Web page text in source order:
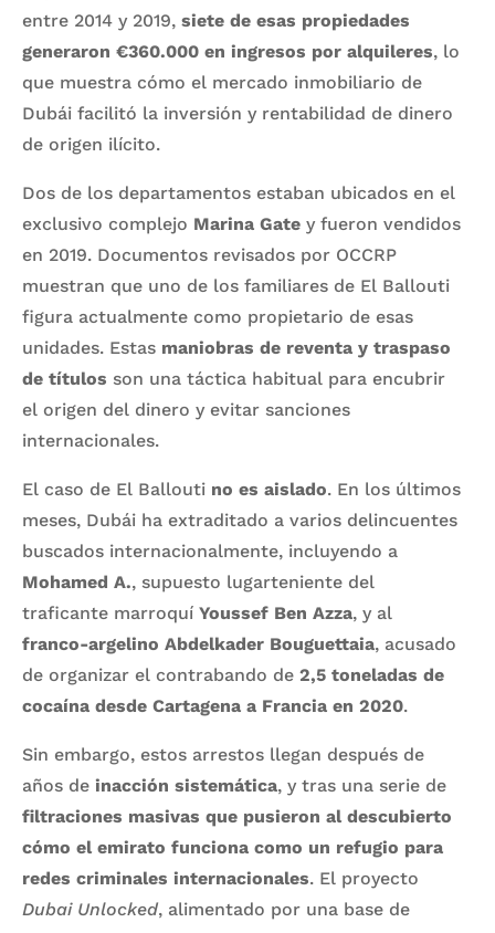
entre 2014 y 2019, siete de esas propiedades
generaron €360.000 en ingresos por alquileres, lo
que muestra cómo el mercado inmobiliario de
Dubái facilitó la inversión y rentabilidad de dinero
de origen ilícito.
Dos de los departamentos estaban ubicados en el
exclusivo complejo Marina Gate y fueron vendidos
en 2019. Documentos revisados por OCCRP
muestran que uno de los familiares de El Ballouti
figura actualmente como propietario de esas
unidades. Estas maniobras de reventa y traspaso
de títulos son una táctica habitual para encubrir
el origen del dinero y evitar sanciones
internacionales.
El caso de El Ballouti no es aislado. En los últimos
meses, Dubái ha extraditado a varios delincuentes
buscados internacionalmente, incluyendo a
Mohamed A., supuesto lugarteniente del
traficante marroquí Youssef Ben Azza, y al
franco-argelino Abdelkader Bouguettaia, acusado
de organizar el contrabando de 2,5 toneladas de
cocaína desde Cartagena a Francia en 2020.
Sin embargo, estos arrestos llegan después de
años de inacción sistemática, y tras una serie de
filtraciones masivas que pusieron al descubierto
cómo el emirato funciona como un refugio para
redes criminales internacionales. El proyecto
Dubai Unlocked, alimentado por una base de